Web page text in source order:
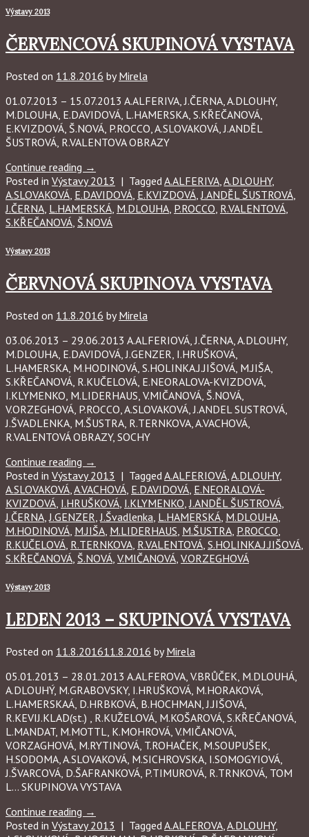
Výstavy 2013
ČERVENCOVÁ SKUPINOVÁ VYSTAVA
Posted on 11.8.2016 byMirela
01.07.2013 – 15.07.2013 A.ALFERIVA, J.ČERNA, A.DLOUHY,
M.DLOUHA, E.DAVIDOVÁ, L.HAMERSKA, S.KŘEČANOVÁ,
E.KVIZDOVÁ, Š.NOVÁ, P.ROCCO, A.SLOVAKOVÁ, J.ANDĚL
ŠUSTROVÁ, R.VALENTOVA OBRAZY
Continue reading →
Posted in Výstavy 2013 | Tagged A.ALFERIVA A.DLOUHY,
A.SLOVAKOVÁ E.DAVIDOVÁ E.KVIZDOVÁ J.ANDĚL ŠUSTROVÁ
J.ČERNA L.HAMERSKÁ M.DLOUHA P.ROCCO R.VALENTOVÁ
S.KŘEČANOVÁ Š.NOVÁ
Výstavy 2013
ČERVNOVÁ SKUPINOVA VYSTAVA
Posted on 11.8.2016 byMirela
03.06.2013 – 29.06.2013 A.ALFERIOVÁ, J.ČERNA, A.DLOUHY,
M.DLOUHA, E.DAVIDOVÁ, J.GENZER, I.HRUŠKOVÁ,
L.HAMERSKA, M.HODINOVÁ, S.HOLINKA.J.JIŠOVÁ, M.JIŠA,
S.KŘEČANOVÁ, R.KUČELOVÁ, E.NEORALOVA-KVIZDOVÁ,
I.KLYMENKO, M.LIDERHAUS, V.MIČANOVÁ, Š.NOVÁ,
V.ORZEGHOVÁ, P.ROCCO, A.SLOVAKOVÁ, J.ANDEL SUSTROVÁ,
J.ŠVADLENKA, M.ŠUSTRA, R.TERNKOVA, A.VACHOVÁ,
R.VALENTOVÁ OBRAZY, SOCHY
Continue reading →
Posted in Výstavy 2013 | Tagged A.ALFERIOVÁ A.DLOUHY,
A.SLOVAKOVÁ A.VACHOVÁ E.DAVIDOVÁ E.NEORALOVÁ-
KVIZDOVÁ I.HRUŠKOVÁ I.KLYMENKO J.ANDĚL ŠUSTROVÁ
J.ČERNA J.GENZER J.Švadlenka L.HAMERSKÁ M.DLOUHA
M.HODINOVÁ M.JIŠA M.LIDERHAUS M.ŠUSTRA P.ROCCO
R.KUČELOVÁ R.TERNKOVA R.VALENTOVÁ S.HOLINKA.J.JIŠOVÁ
S.KŘEČANOVÁ Š.NOVÁ V.MIČANOVÁ V.ORZEGHOVÁ
Výstavy 2013
LEDEN 2013 – SKUPINOVÁ VYSTAVA
Posted on 11.8.201611.8.2016 byMirela
05.01.2013 – 28.01.2013 A.ALFEROVA, V.BRŮČEK, M.DLOUHÁ,
A.DLOUHÝ, M.GRABOVSKY, I.HRUŠKOVÁ, M.HORAKOVÁ,
L.HAMERSKAÁ, D.HRBKOVÁ, B.HOCHMAN, J.JIŠOVÁ,
R.KEVIJ.KLAD(st.) , R.KUŽELOVÁ, M.KOŠAROVÁ, S.KŘEČANOVÁ,
L.MANDAT, M.MOTTL, K.MOHROVÁ, V.MIČANOVÁ,
V.ORZAGHOVÁ, M.RYTINOVÁ, T.ROHAČEK, M.SOUPUŠEK,
H.SODOMA, A.SLOVAKOVÁ, M.SICHROVSKA, I.SOMOGYIOVÁ,
J.ŠVARCOVÁ, D.ŠAFRANKOVÁ, P.TIMUROVÁ, R.TRNKOVÁ, TOM
L… SKUPINOVA VYSTAVA
Continue reading →
Posted in Výstavy 2013 | Tagged A.ALFEROVA A.DLOUHY,